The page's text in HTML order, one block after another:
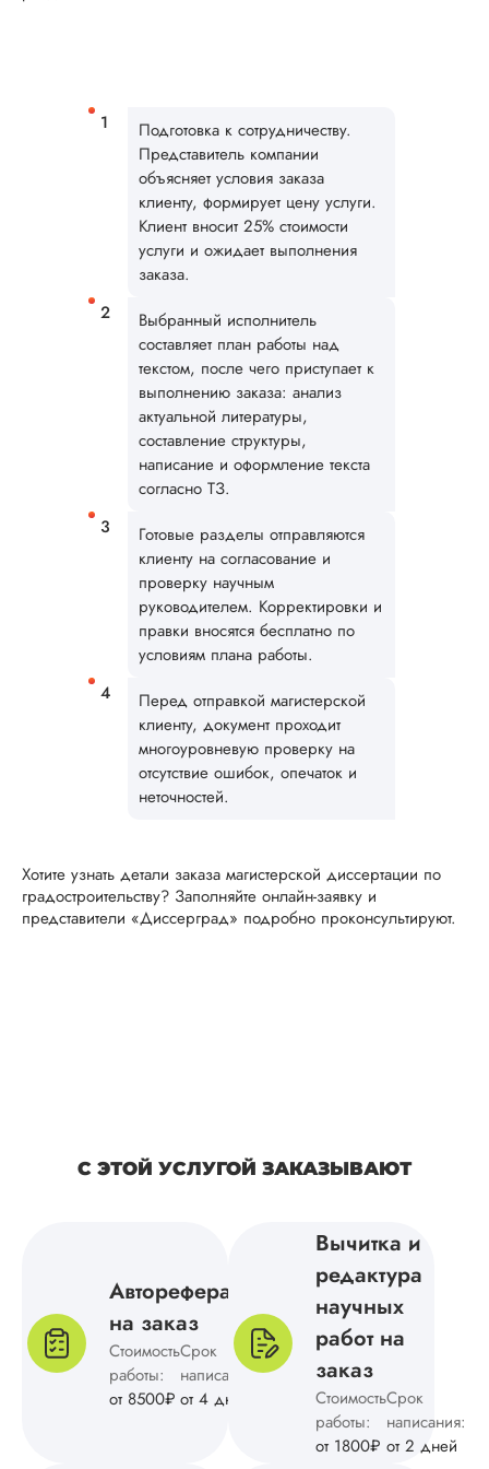
Подготовка к сотрудничеству.
Представитель компании
объясняет условия заказа
клиенту, формирует цену услуги.
Клиент вносит 25% стоимости
услуги и ожидает выполнения
заказа.
Выбранный исполнитель
составляет план работы над
текстом, после чего приступает к
выполнению заказа: анализ
актуальной литературы,
составление структуры,
написание и оформление текста
согласно ТЗ.
Готовые разделы отправляются
клиенту на согласование и
проверку научным
руководителем. Корректировки и
правки вносятся бесплатно по
условиям плана работы.
Перед отправкой магистерской
клиенту, документ проходит
многоуровневую проверку на
отсутствие ошибок, опечаток и
неточностей.
Хотите узнать детали заказа магистерской диссертации по
градостроительству? Заполняйте онлайн-заявку и
представители «Диссерград» подробно проконсультируют.
С ЭТОЙ УСЛУГОЙ ЗАКАЗЫВАЮТ
Автореферат
на заказ
Стоимость
работы:
от 8500₽
Срок
написания:
от 4 дней
Вычитка и
редактура
научных
работ на
заказ
Стоимость
работы:
от 1800₽
Срок
написания:
от 2 дней
Вид работы:
Удалось заказать
Понравилось
есть гарантии и, что
потребовалось
предоставить
спи...
Вид работы:
Магистерские
куратору тоже
помогли
сроки и что не
пришлось
дорабатывать.
Ольга Н.